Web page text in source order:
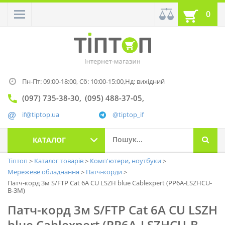
0
Пн-Пт: 09:00-18:00,Сб: 10:00-15:00,Нд: вихідний
(097) 735-38-30 (095) 488-37-05
@tiptop_if
if@tiptop.ua
КАТАЛОГ
Тіптоп Каталог товарів
Комп'ютери, ноутбуки
Мережеве обладнання
Патч-корди
Патч-корд 3м S/FTP Cat 6A CU LSZH blue Cablexpert (PP6A-LSZHCU-
B-3M)
Патч-корд 3м S/FTP Cat 6A CU LSZH